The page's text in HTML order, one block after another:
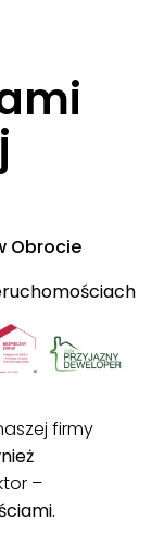
Obrocie
firmy
–